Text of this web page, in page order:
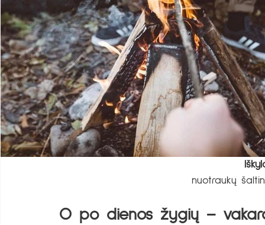
nuotraukų
O po dienos žygių –